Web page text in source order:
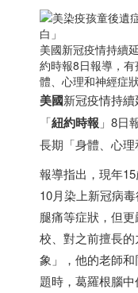
美國新冠疫情持續
約時報8日報導，
體、心理和神經症
美國新冠疫情持
「紐約時報 」8日
長期「身體、心理
報導指出，現年
10月染上新冠病
腿痛等症狀，但
校、對之前擅長
象」，他的老師
題時，葛羅根腦